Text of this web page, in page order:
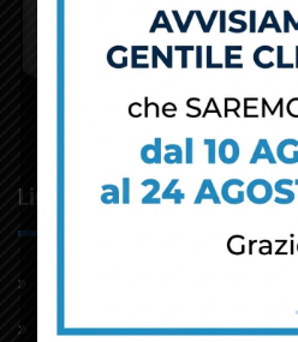
Link Utili
BM Concept